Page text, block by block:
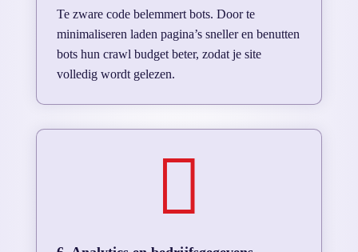
Te zware code belemmert bots. Door te
minimaliseren laden pagina’s sneller en benutten
bots hun crawl budget beter, zodat je site
volledig wordt gelezen.
